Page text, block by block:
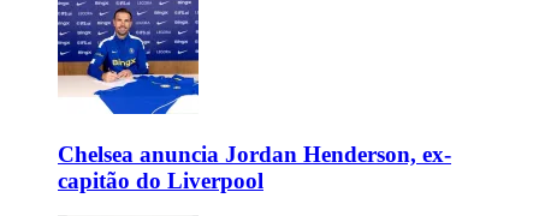
Chelsea anuncia Jordan Henderson, ex-
capitão do Liverpool